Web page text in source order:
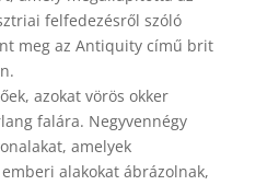
felfedezésről szóló
meg az Antiquity című brit
azokat vörös okker
falára. Negyvennégy
amelyek
alakokat ábrázolnak,